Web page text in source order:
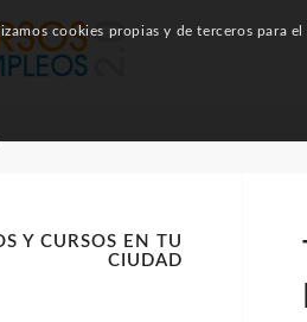
Y CURSOS EN TU
CIUDAD
cookies propias y de terceros para